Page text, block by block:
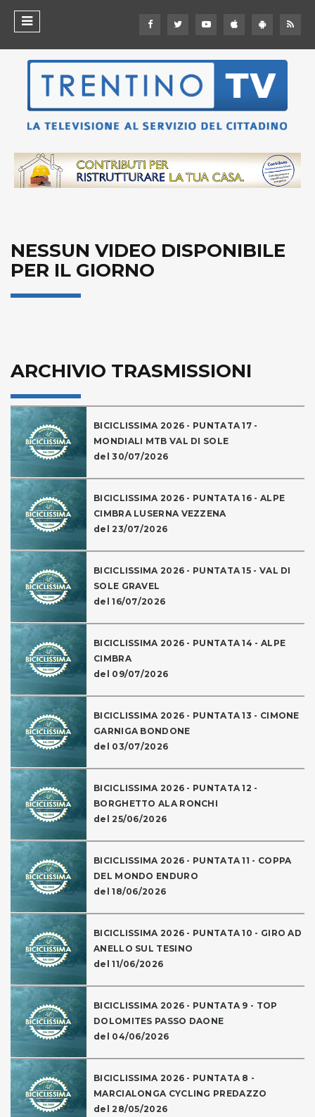
NESSUN VIDEO DISPONIBILE
PER IL GIORNO
ARCHIVIO TRASMISSIONI
BICICLISSIMA 2026 - PUNTATA 17 -
MONDIALI MTB VAL DI SOLE
del 30/07/2026
BICICLISSIMA 2026 - PUNTATA 16 - ALPE
CIMBRA LUSERNA VEZZENA
del 23/07/2026
BICICLISSIMA 2026 - PUNTATA 15 - VAL DI
SOLE GRAVEL
del 16/07/2026
BICICLISSIMA 2026 - PUNTATA 14 - ALPE
CIMBRA
del 09/07/2026
BICICLISSIMA 2026 - PUNTATA 13 - CIMONE
GARNIGA BONDONE
del 03/07/2026
BICICLISSIMA 2026 - PUNTATA 12 -
BORGHETTO ALA RONCHI
del 25/06/2026
BICICLISSIMA 2026 - PUNTATA 11 - COPPA
DEL MONDO ENDURO
del 18/06/2026
BICICLISSIMA 2026 - PUNTATA 10 - GIRO AD
ANELLO SUL TESINO
del 11/06/2026
BICICLISSIMA 2026 - PUNTATA 9 - TOP
DOLOMITES PASSO DAONE
del 04/06/2026
BICICLISSIMA 2026 - PUNTATA 8 -
MARCIALONGA CYCLING PREDAZZO
del 28/05/2026